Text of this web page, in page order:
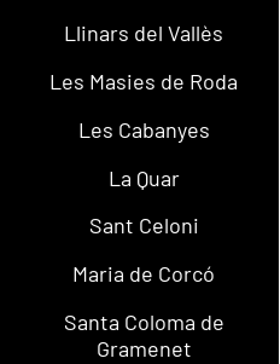
Llinars del Vallès
Les Masies de Roda
Les Cabanyes
La Quar
Sant Celoni
Maria de Corcó
Santa Coloma de
Gramenet